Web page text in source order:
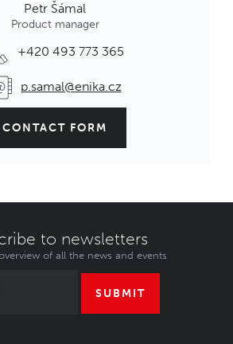
Petr Šámal
Product manager
+420 493 773 365
p.samal@enika.cz
CONTACT FORM
to newsletters
of all the news and events
SUBMIT